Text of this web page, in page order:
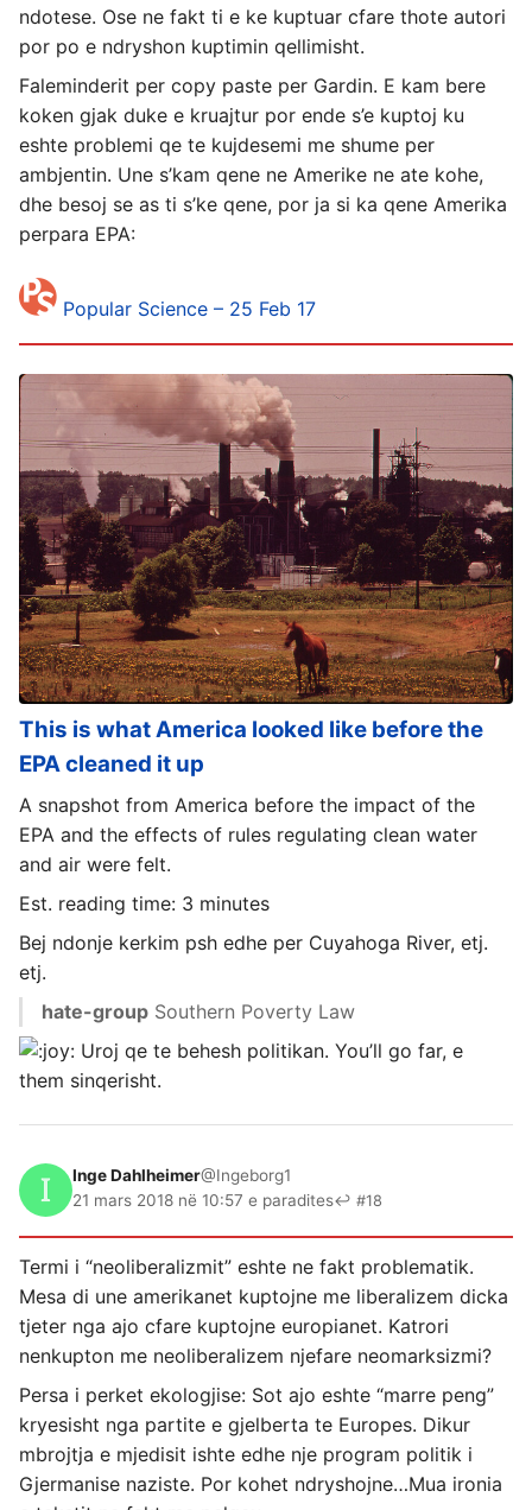
ndotese. Ose ne fakt ti e ke kuptuar cfare thote autori
por po e ndryshon kuptimin qellimisht.
Faleminderit per copy paste per Gardin. E kam bere
koken gjak duke e kruajtur por ende s’e kuptoj ku
eshte problemi qe te kujdesemi me shume per
ambjentin. Une s’kam qene ne Amerike ne ate kohe,
dhe besoj se as ti s’ke qene, por ja si ka qene Amerika
perpara EPA:
Popular Science – 25 Feb 17
This is what America looked like before the
EPA cleaned it up
A snapshot from America before the impact of the
EPA and the effects of rules regulating clean water
and air were felt.
Est. reading time: 3 minutes
Bej ndonje kerkim psh edhe per Cuyahoga River, etj.
etj.
hate-group Southern Poverty Law
Uroj qe te behesh politikan. You’ll go far, e
them sinqerisht.
Inge Dahlheimer@Ingeborg1
21 mars 2018 në 10:57 e paradites↩ #18
Termi i “neoliberalizmit” eshte ne fakt problematik.
Mesa di une amerikanet kuptojne me liberalizem dicka
tjeter nga ajo cfare kuptojne europianet. Katrori
nenkupton me neoliberalizem njefare neomarksizmi?
Persa i perket ekologjise: Sot ajo eshte “marre peng”
kryesisht nga partite e gjelberta te Europes. Dikur
mbrojtja e mjedisit ishte edhe nje program politik i
Gjermanise naziste. Por kohet ndryshojne…Mua ironia